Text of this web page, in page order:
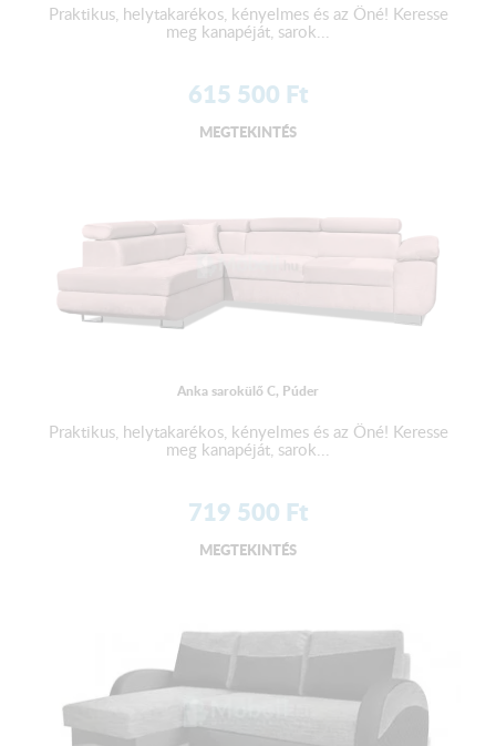
Praktikus, helytakarékos, kényelmes és az Öné! Keresse
meg kanapéját, sarok...
615 500 Ft
MEGTEKINTÉS
Anka sarokülő C, Púder
Praktikus, helytakarékos, kényelmes és az Öné! Keresse
meg kanapéját, sarok...
719 500 Ft
MEGTEKINTÉS